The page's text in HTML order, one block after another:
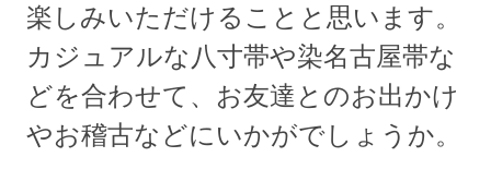
楽しみいただけることと思います。
カジュアルな八寸帯や染名古屋帯な
どを合わせて、お友達とのお出かけ
やお稽古などにいかがでしょうか。